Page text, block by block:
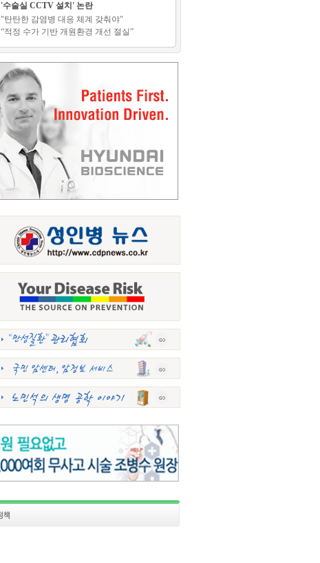
'수술실 CCTV 설치' 논란
"탄탄한 감염병 대응 체계 갖춰야"
“적정 수가 기반 개원환경 개선 절실”